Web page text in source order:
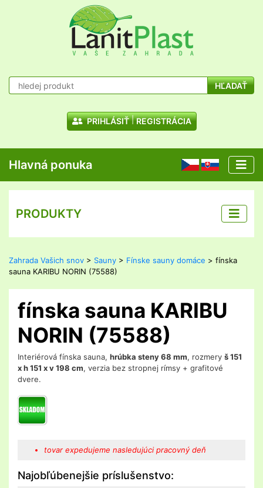
HĽADAŤ
PRIHLÁSIŤ REGISTRÁCIA
Hlavná ponuka CZ SK
PRODUKTY
Zahrada Vašich snov > Sauny > Fínske sauny domáce > fínska
sauna KARIBU NORIN (75588)
fínska sauna KARIBU
NORIN (75588)
Interiérová fínska sauna, hrúbka steny 68 mm, rozmery š 151
x h 151 x v 198 cm, verzia bez stropnej rímsy + grafitové
dvere.
tovar expedujeme nasledujúci pracovný deň
Najobľúbenejšie príslušenstvo: